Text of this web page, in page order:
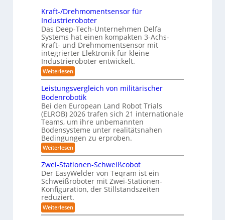
x
i
n
a
h
e
A
u
t
o
m
a
t
i
s
i
e
r
n
g
r
e
f
2
0
2
6
g
-
S
y
s
t
e
m
m
p
k
t
e
s
3
D
-
S
t
e
r
e
o
-
K
a
e
r
Kraft-/Drehmomentsensor für
Industrieroboter
Das Deep-Tech-Unternehmen Delfa
Systems hat einen kompakten 3-Achs-
Kraft- und Drehmomentsensor mit
integrierter Elektronik für kleine
Industrieroboter entwickelt.
Weiterlesen:
K
a
f
t
-
/
D
r
e
h
m
o
m
e
n
t
e
n
Leistungsvergleich von militärischer
Bodenrobotik
Bei den European Land Robot Trials
(ELROB) 2026 trafen sich 21 internationale
Teams, um ihre unbemannten
Bodensysteme unter realitätsnahen
Bedingungen zu erproben.
Weiterlesen:
L
e
i
s
t
u
g
s
v
Zwei-Stationen-Schweißcobot
Der EasyWelder von Teqram ist ein
Schweißroboter mit Zwei-Stationen-
Konfiguration, der Stillstandszeiten
reduziert.
Weiterlesen:
Z